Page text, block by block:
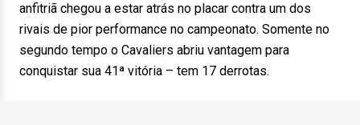
anfitriã chegou a estar atrás no placar contra um dos
rivais de pior performance no campeonato. Somente no
segundo tempo o Cavaliers abriu vantagem para
conquistar sua 41ª vitória – tem 17 derrotas.